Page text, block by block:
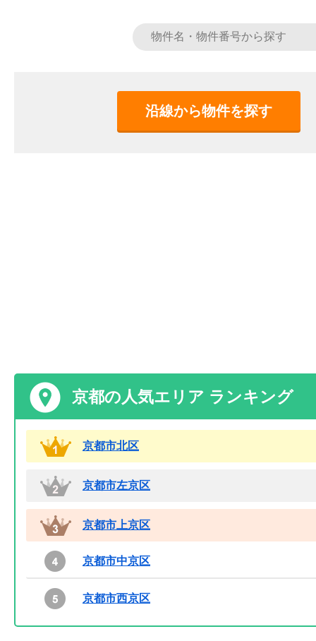
沿線から物件を探す
京都の人気エリア ランキング
京都市北区
京都市左京区
京都市上京区
京都市中京区
京都市西京区